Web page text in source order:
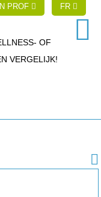
PROF FR
OF
VERGELIJK!